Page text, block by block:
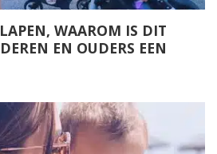
WAAROM IS DIT
EN OUDERS EEN